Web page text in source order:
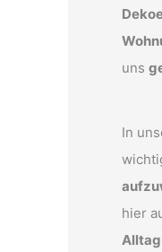
uns
In
hier